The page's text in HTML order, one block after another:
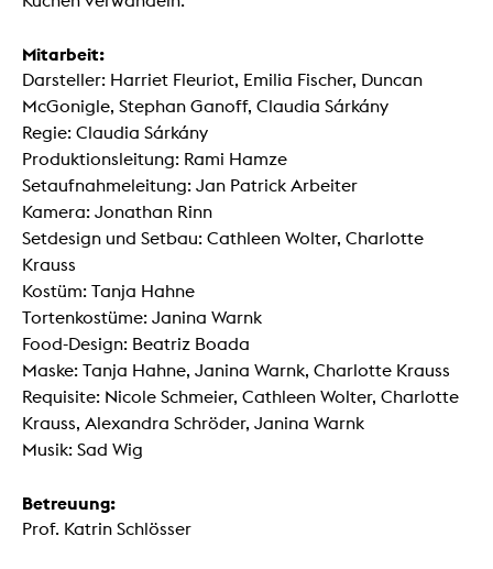
Mitarbeit:
Darsteller: Harriet Fleuriot, Emilia Fischer, Duncan
McGonigle, Stephan Ganoff, Claudia Sárkány
Regie: Claudia Sárkány
Produktionsleitung: Rami Hamze
Setaufnahmeleitung: Jan Patrick Arbeiter
Kamera: Jonathan Rinn
Setdesign und Setbau: Cathleen Wolter, Charlotte
Krauss
Kostüm: Tanja Hahne
Tortenkostüme: Janina Warnk
Food-Design: Beatriz Boada
Maske: Tanja Hahne, Janina Warnk, Charlotte Krauss
Requisite: Nicole Schmeier, Cathleen Wolter, Charlotte
Krauss, Alexandra Schröder, Janina Warnk
Musik: Sad Wig
Betreuung:
Prof. Katrin Schlösser